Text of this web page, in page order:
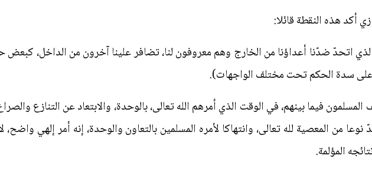
أكد هذه النقطة قائلا:
اتحدّ ضدّنا أعداؤنا من الخارج وهم معروفون لنا، تضافر علينا آخرون من الداخل، كبعض
سدة الحكم تحت مختلف الواجهات).
فيما بينهم، في الوقت الذي أمرهم الله تعالى، بالوحدة، والابتعاد عن التنازع
نوعا من المعصية لله تعالى، وانتهاكا لأمره المسلمين بالتعاون والوحدة، إنه أمر إلهي
المؤلمة.